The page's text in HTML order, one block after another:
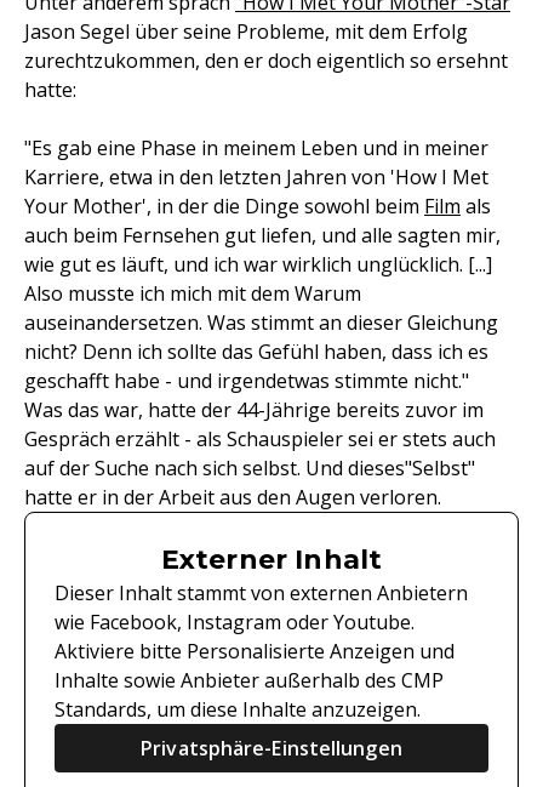
Jason Segel über seine Probleme, mit dem Erfolg
zurechtzukommen, den er doch eigentlich so ersehnt
hatte:
"Es gab eine Phase in meinem Leben und in meiner
Karriere, etwa in den letzten Jahren von 'How I Met
Your Mother', in der die Dinge sowohl beim Film als
auch beim Fernsehen gut liefen, und alle sagten mir,
wie gut es läuft, und ich war wirklich unglücklich. [...]
Also musste ich mich mit dem Warum
auseinandersetzen. Was stimmt an dieser Gleichung
nicht? Denn ich sollte das Gefühl haben, dass ich es
geschafft habe - und irgendetwas stimmte nicht."
Was das war, hatte der 44-Jährige bereits zuvor im
Gespräch erzählt - als Schauspieler sei er stets auch
auf der Suche nach sich selbst. Und dieses"Selbst"
hatte er in der Arbeit aus den Augen verloren.
Externer Inhalt
Dieser Inhalt stammt von externen Anbietern
wie Facebook, Instagram oder Youtube.
Aktiviere bitte Personalisierte Anzeigen und
Inhalte sowie Anbieter außerhalb des CMP
Standards, um diese Inhalte anzuzeigen.
Privatsphäre-Einstellungen